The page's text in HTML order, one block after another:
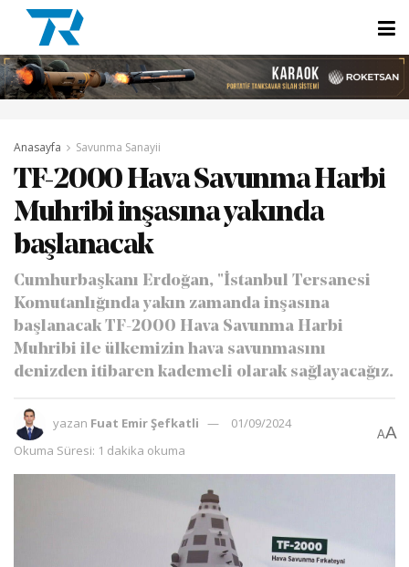
Anasayfa Savunma Sanayii
TF-2000 Hava Savunma Harbi
Muhribi inşasına yakında
başlanacak
Cumhurbaşkanı Erdoğan, "İstanbul Tersanesi
Komutanlığında yakın zamanda inşasına
başlanacak TF-2000 Hava Savunma Harbi
Muhribi ile ülkemizin hava savunmasını
denizden itibaren kademeli olarak sağlayacağız.
yazan Fuat Emir Şefkatli
01/09/2024
Okuma Süresi: 1 dakika okuma
AA